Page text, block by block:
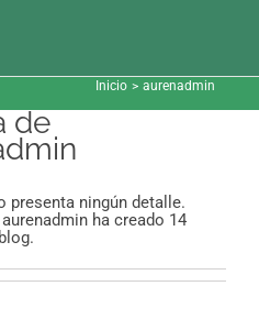
Inicio aurenadmin
de
presenta ningún detalle.
ha creado 14